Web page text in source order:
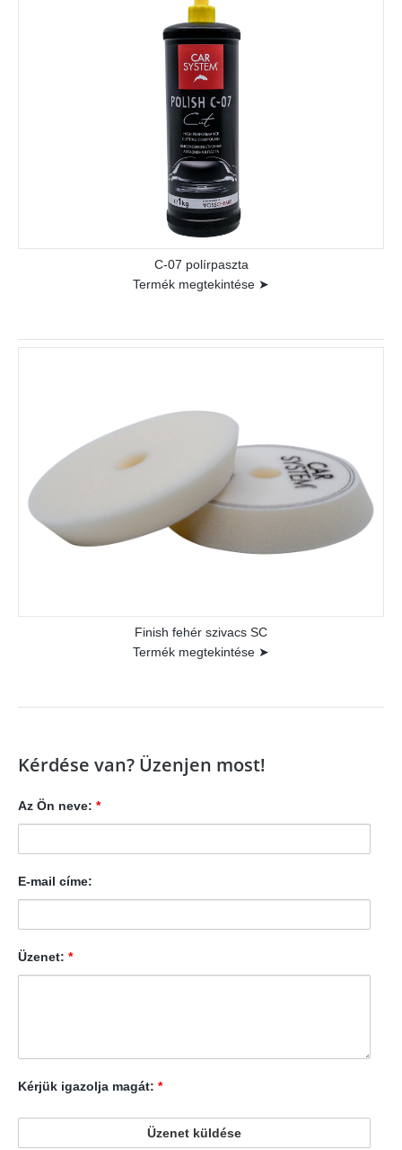
C-07 polírpaszta
Termék megtekintése ➤
Finish fehér szivacs SC
Termék megtekintése ➤
Kérdése van? Üzenjen most!
Az Ön neve: *
E-mail címe:
Üzenet: *
Kérjük igazolja magát: *